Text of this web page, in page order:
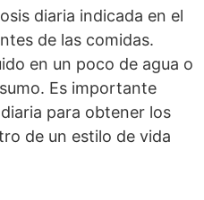
diaria indicada en el
de las comidas.
en un poco de agua o
Es importante
para obtener los
de un estilo de vida